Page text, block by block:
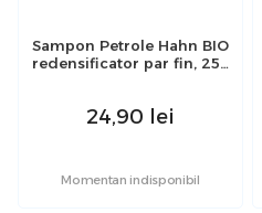
Sampon Petrole Hahn BIO
redensificator par fin, 250
24,90 lei
Momentan indisponibil